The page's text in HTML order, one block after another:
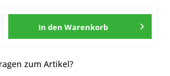
In den Warenkorb
zum Artikel?